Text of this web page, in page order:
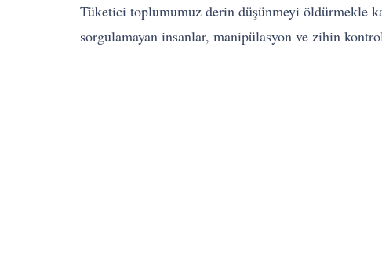
Tüketici toplumumuz derin düşünmeyi öldürmekle
sorgulamayan insanlar, manipülasyon ve zihin